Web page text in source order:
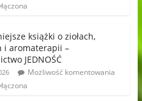
książki o ziołach,
i aromaterapii –
JEDNOŚĆ
Możliwość komentowania